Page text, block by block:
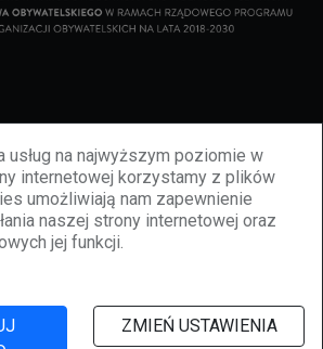
usług na najwyższym poziomie w
internetowej korzystamy z plików
umożliwiają nam zapewnienie
naszej strony internetowej oraz
jej funkcji.
ZMIEŃ USTAWIENIA